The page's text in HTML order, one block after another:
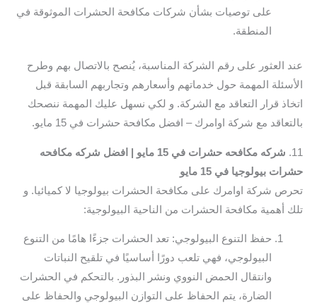
على توصيات بشأن شركات مكافحة الحشرات الموثوقة في
المنطقة.
عند العثور على رقم الشركة المناسبة، يُنصح بالاتصال بهم وطرح
الأسئلة المهمة حول خدماتهم وأسعارهم وتجاربهم السابقة قبل
اتخاذ قرار التعاقد مع الشركة. و لكي نسهل عليك المهمة ننصحك
بالتعاقد مع شركة اوامرك – افضل مكافحة حشرات في 15 مايو.
11.
شركه مكافحه حشرات في 15 مايو | افضل شركه مكافحه
حشرات بيولوجيا في 15 مايو
تحرص شركة اوامرك على مكافحة الحشرات بيولوجيا لا كميائيا. و
تلك أهمية مكافحة الحشرات من الناحية البيولوجية:
حفظ التنوع البيولوجي: تعد الحشرات جزءًا هامًا من التنوع
البيولوجي، فهي تلعب دورًا أساسيًا في تلقيح النباتات
وانتقال الحمض النووي ونشر البذور. بالتحكم في الحشرات
الضارة، يتم الحفاظ على التوازن البيولوجي والحفاظ على